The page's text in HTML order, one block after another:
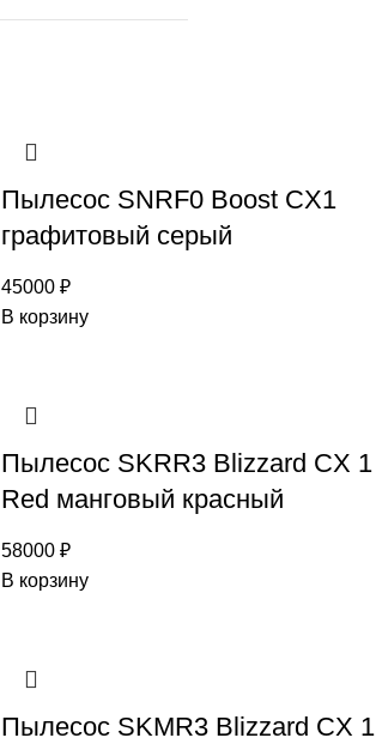
Пылесос SNRF0 Boost CX1
графитовый серый
45000 ₽
В корзину
Пылесос SKRR3 Blizzard CX 1
Red манговый красный
58000 ₽
В корзину
Пылесос SKMR3 Blizzard CX 1